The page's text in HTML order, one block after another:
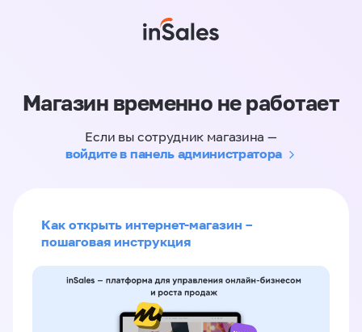
Магазин временно не работает
Если вы сотрудник магазина —
войдите в панель администратора
Как открыть интернет-магазин –
пошаговая инструкция